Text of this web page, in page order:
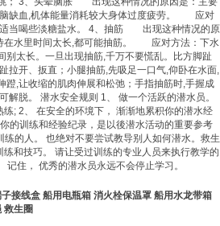
脑缺血,机体能量消耗较大身体过度疲劳。 应对
适当喝些淡糖盐水。 4、抽筋 出现这种情况的原
在水里时间太长,都可能抽筋。 应对方法：下水
别太长。一旦出现抽筋,千万不要慌乱。比方脚趾
拉开、扳直；小腿抽筋,先吸足一口气,仰卧在水面,
蹬,让收缩的肌肉伸展和松弛；手指抽筋时,手握成
解脱。 潜水安全规则 1、 做一个活跃的潜水员。
; 2、 在安全的环境下， 渐渐地累积你的潜水经
的训练和经验纪录，是以後潜水活动的重要参考
的人。 也绝对不要尝试教导别人如何潜水。 救生
和技巧。 请让受过训练的专业人员来执行教学的
住， 优秀的潜水员永远不会停止学习。
接线盒 船用电瓶箱 消火栓保温罩 船用水龙带箱
救生圈